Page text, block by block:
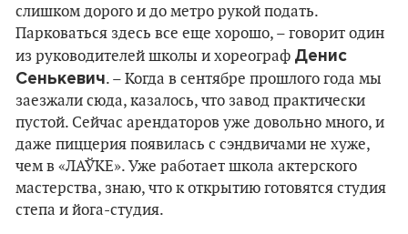
слишком дорого и до метро рукой подать.
Парковаться здесь все еще хорошо, – говорит один
из руководителей школы и хореограф Денис
Сенькевич. – Когда в сентябре прошлого года мы
заезжали сюда, казалось, что завод практически
пустой. Сейчас арендаторов уже довольно много, и
даже пиццерия появилась с сэндвичами не хуже,
чем в «ЛАЎКЕ». Уже работает школа актерского
мастерства, знаю, что к открытию готовятся студия
степа и йога-студия.